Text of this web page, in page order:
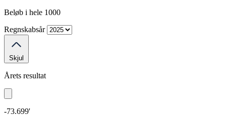
Beløb i hele 1000
Regnskabsår
Skjul
Årets resultat
-73.699'